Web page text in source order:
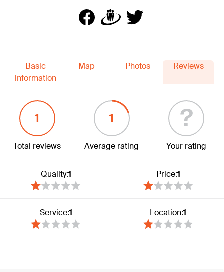
Basic
information
Map Photos Reviews
1
Total reviews
1
Average rating
?
Your rating
Quality:1 Price:1
Service:1 Location:1